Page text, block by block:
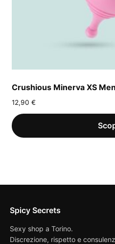
Crushious Minerva XS
12,90 €
Spicy Secrets
Sexy shop a Torino.
Discrezione, rispetto e